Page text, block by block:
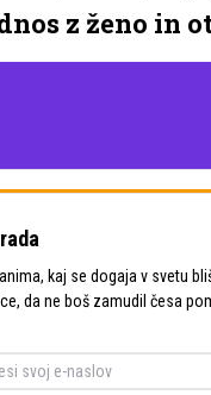
z ženo in
kaj se dogaja v svetu
da ne boš zamudil česa